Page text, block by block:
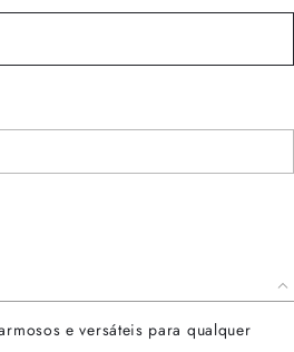
e versáteis para qualquer